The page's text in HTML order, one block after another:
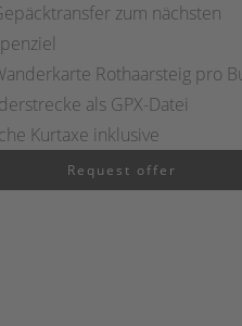
zum nächsten
Rothaarsteig pro
als GPX-Datei
Kurtaxe inklusive
Request offer